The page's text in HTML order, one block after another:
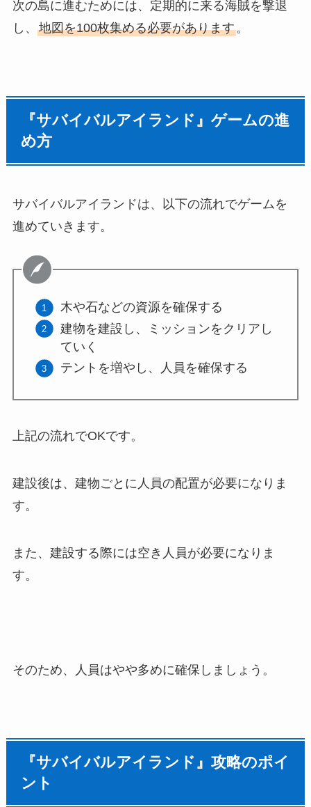
次の島に進むためには、定期的に来る海賊を撃退
し、 地図を100枚集める必要があります。
『サバイバルアイランド』ゲームの進
め方
サバイバルアイランドは、以下の流れでゲームを
進めていきます。
木や石などの資源を確保する
建物を建設し、ミッションをクリアし
ていく
テントを増やし、人員を確保する
上記の流れでOKです。
建設後は、建物ごとに人員の配置が必要になりま
す。
また、建設する際には空き人員が必要になりま
す。
そのため、人員はやや多めに確保しましょう。
『サバイバルアイランド』攻略のポイ
ント